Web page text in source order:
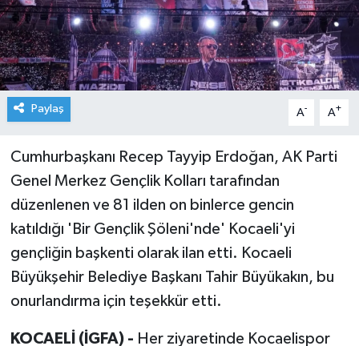
Paylaş A- A+
Cumhurbaşkanı Recep Tayyip Erdoğan, AK Parti
Genel Merkez Gençlik Kolları tarafından
düzenlenen ve 81 ilden on binlerce gencin
katıldığı 'Bir Gençlik Şöleni'nde' Kocaeli'yi
gençliğin başkenti olarak ilan etti. Kocaeli
Büyükşehir Belediye Başkanı Tahir Büyükakın, bu
onurlandırma için teşekkür etti.
KOCAELİ (İGFA) - Her ziyaretinde Kocaelispor